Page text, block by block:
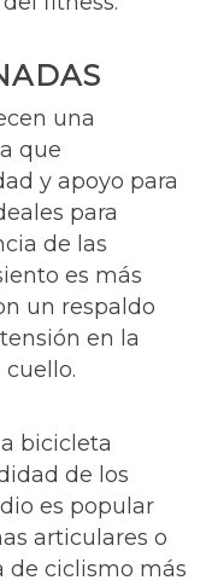
una
que
y apoyo para
para
de las
es más
un respaldo
en la
bicicleta
de los
es popular
articulares o
de ciclismo más